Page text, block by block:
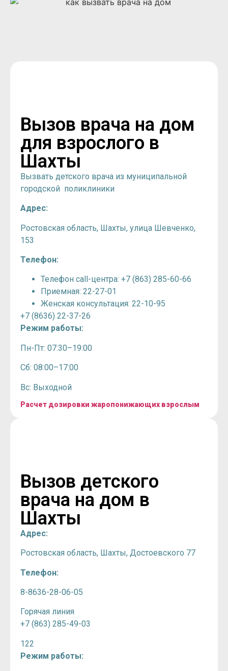
Вызов врача на дом
для взрослого в
Шахты
Вызвать детского врача из муниципальной
городской поликлиники
Адрес:
Ростовская область, Шахты, улица Шевченко,
153
Телефон:
Телефон call-центра: +7 (863) 285-60-66
Приемная: 22-27-01
Женская консультация: 22-10-95
+7 (8636) 22-37-26
Режим работы:
Пн-Пт: 07:30–19:00
Сб: 08:00–17:00
Вс: Выходной
Расчет дозировки жаропонижающих взрослым
Вызов детского
врача на дом в
Шахты
Адрес:
Ростовская область, Шахты, Достоевского 77
Телефон:
8-8636-28-06-05
Горячая линия
+7 (863) 285-49-03
122
Режим работы: